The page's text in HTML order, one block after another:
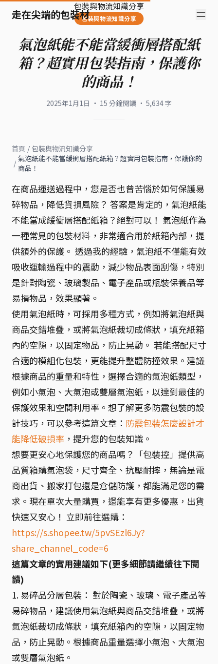
走在尖端的包裝材
包裝與物流知識分享
包裝與物流知識分享
氣泡紙能不能當緩衝層搭配紙
箱？超實用包裝指南，保護你
的商品！
2025年1月1日 · 15 分鐘閱讀 · 5,634字
首頁 / 包裝與物流知識分享
/ 氣泡紙能不能當緩衝層搭配紙箱？超實用包裝指南，保護你的
商品！
在商品運送過程中，您是否也曾苦惱於如何保護易
碎物品，降低貨損風險？ 答案是肯定的，氣泡紙能
不能當成緩衝層搭配紙箱？絕對可以！ 氣泡紙作為
一種常見的包裝材料，非常適合用於紙箱內部，提
供額外的保護。 透過我的經驗，氣泡紙不僅能有效
吸收運輸過程中的震動，減少物品表面刮傷，特別
是針對陶瓷、玻璃製品、電子產品或瓶裝保養品等
易損物品，效果顯著。
使用氣泡紙時，可採用多種方式，例如將氣泡紙與
商品交錯堆疊，或將氣泡紙裁切成條狀，填充紙箱
內的空隙，以固定物品，防止晃動。 若能搭配尺寸
合適的模組化包裝，更能提升整體防撞效果。建議
根據商品的重量和特性，選擇合適的氣泡紙類型，
例如小氣泡、大氣泡或雙層氣泡紙，以達到最佳的
保護效果和空間利用率。想了解更多防震包裝的設
計技巧，可以參考這篇文章： 防震包裝怎麼設計才
能降低破損率 ，提升您的包裝知識。
想要更安心地保護您的商品嗎？「包裝控」提供高
品質箱購氣泡袋，尺寸齊全、抗壓耐摔，無論是電
商出貨、搬家打包還是倉儲防護，都能滿足您的需
求。現在單次大量購買，還能享有更多優惠，出貨
快速又安心！ 立即前往選購：
https://s.shopee.tw/5pvSEzl6Jy?
share_channel_code=6
這篇文章的實用建議如下(更多細節請繼續往下閱
讀)
1. 易碎品分層包裝： 對於陶瓷、玻璃、電子產品等
易碎物品，建議使用氣泡紙與商品交錯堆疊，或將
氣泡紙裁切成條狀，填充紙箱內的空隙，以固定物
品，防止晃動。根據商品重量選擇小氣泡、大氣泡
或雙層氣泡紙。